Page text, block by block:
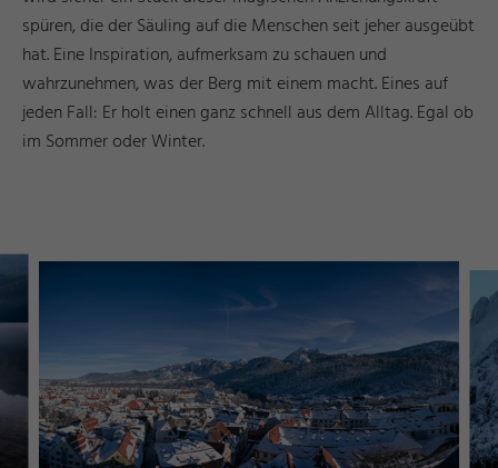
spüren, die der Säuling auf die Menschen seit jeher ausgeübt
hat. Eine Inspiration, aufmerksam zu schauen und
wahrzunehmen, was der Berg mit einem macht. Eines auf
jeden Fall: Er holt einen ganz schnell aus dem Alltag. Egal ob
im Sommer oder Winter.